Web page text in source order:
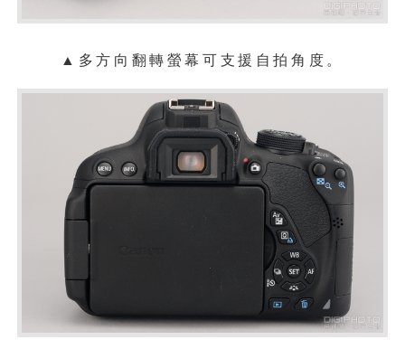
▲多方向翻轉螢幕可支援自拍角度。